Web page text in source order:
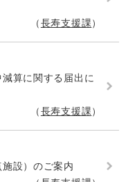
長寿支援課
算に関する届出に
長寿支援課
設）のご案内